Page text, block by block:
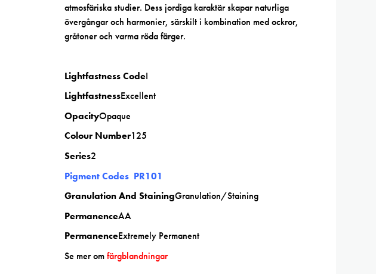
atmosfäriska studier. Dess jordiga karaktär skapar naturliga
övergångar och harmonier, särskilt i kombination med ockror,
gråtoner och varma röda färger.
Lightfastness CodeI
LightfastnessExcellent
OpacityOpaque
Colour Number125
Series2
Pigment Codes PR101
Granulation And StainingGranulation/Staining
PermanenceAA
PermanenceExtremely Permanent
Se mer om färgblandningar